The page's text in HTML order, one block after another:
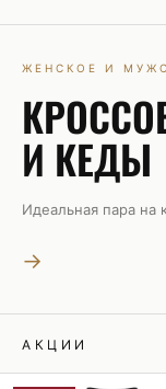
ЖЕНСКОЕ И
И КЕДЫ
Идеальная пара на
→
АКЦИИ